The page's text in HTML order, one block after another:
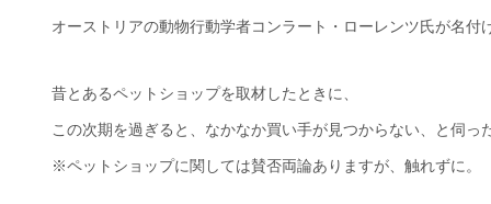
オーストリアの動物行動学者コンラート・ローレンツ氏が名付
昔とあるペットショップを取材したときに、
この次期を過ぎると、なかなか買い手が見つからない、と伺っ
※ペットショップに関しては賛否両論ありますが、触れずに。